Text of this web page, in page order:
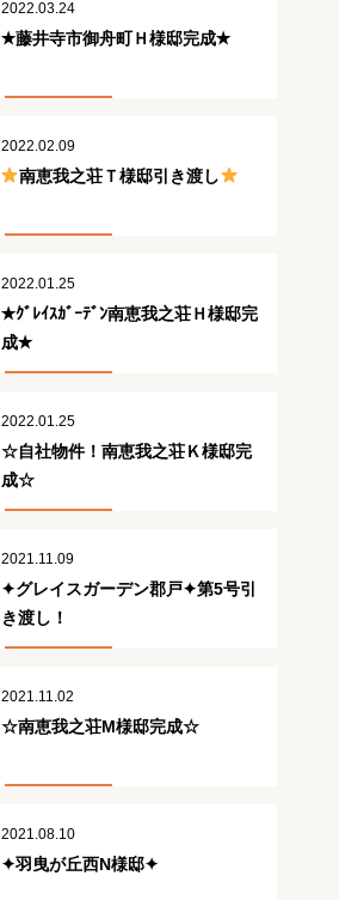
2022.03.24
✭藤井寺市御舟町Ｈ様邸完成✭
2022.02.09
南恵我之荘Ｔ様邸引き渡し
2022.01.25
✭ｸﾞﾚｲｽｶﾞｰﾃﾞﾝ南恵我之荘Ｈ様邸完
成✭
2022.01.25
☆自社物件！南恵我之荘Ｋ様邸完
成☆
2021.11.09
✦グレイスガーデン郡戸✦第5号引
き渡し！
2021.11.02
☆南恵我之荘M様邸完成☆
2021.08.10
✦羽曳が丘西N様邸✦